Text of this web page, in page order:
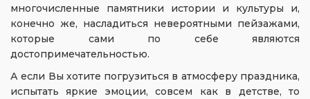
многочисленные памятники истории и культуры и,
конечно же, насладиться невероятными пейзажами,
которые сами по себе являются
достопримечательностью.
А если Вы хотите погрузиться в атмосферу праздника,
испытать яркие эмоции, совсем как в детстве, то